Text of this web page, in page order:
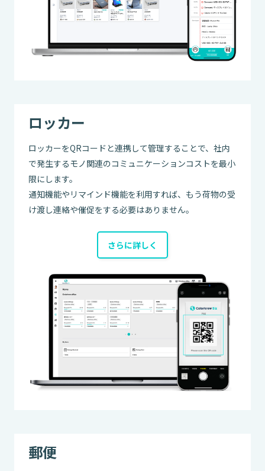
ロッカー
ロッカーをQRコードと連携して管理することで、社内
で発生するモノ関連のコミュニケーションコストを最小
限にします。
通知機能やリマインド機能を利用すれば、もう荷物の受
け渡し連絡や催促をする必要はありません。
さらに詳しく
郵便